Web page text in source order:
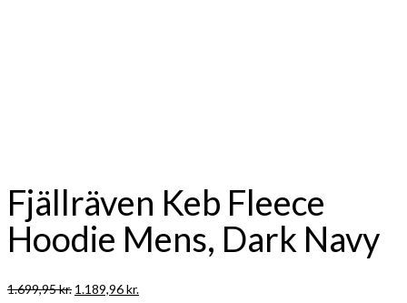
Fjällräven Keb Fleece
Hoodie Mens, Dark Navy
1.699,95kr. Den
1.189,96kr.